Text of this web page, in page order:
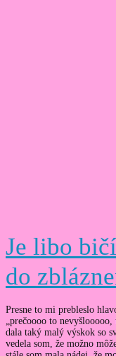
Je libo
do
Presne to mi prebleslo
„prečoooo to
dala taký malý výskok so
vedela som, že možno